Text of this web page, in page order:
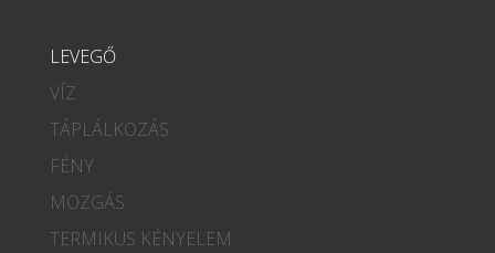
LEVEGŐ
VÍZ
TÁPLÁLKOZÁS
FÉNY
MOZGÁS
TERMIKUS KÉNYELEM